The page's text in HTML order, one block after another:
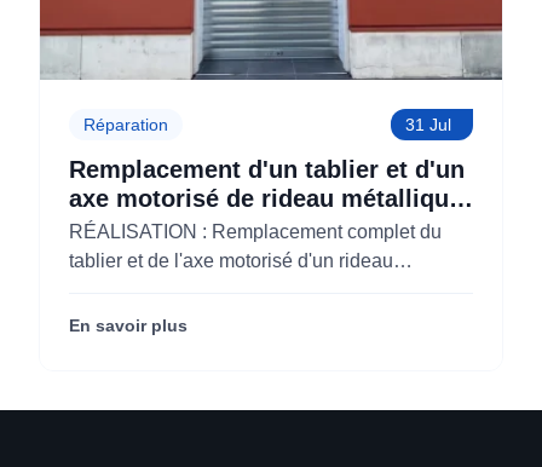
Réparation 31 Jul
Remplacement d'un tablier et d'un
axe motorisé de rideau métallique
pour M'CHADAL (Optical Center)
(95)
RÉALISATION : Remplacement complet du
tablier et de l'axe motorisé d'un rideau
Center) (95290).
En savoir plus